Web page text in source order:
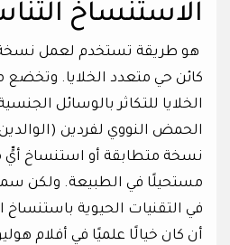
الاستنساخ
هو طريقة تستخدم لعمل نسخة
كائن حي متعدد الخلايا.
الخلايا للتكاثر بالوسائل
الحمض النووي لفردين
نسخة متطابقة أو استنساخ أيٍّ
مستحيلًا في الطبيعة. ولكن
في التقنيات الحيوية باستنساخ
أن كان خيالًا علميًا في أفلام